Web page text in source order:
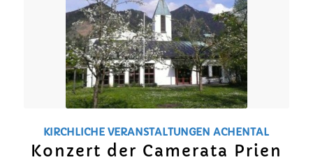
KIRCHLICHE VERANSTALTUNGEN ACHENTAL
Konzert der Camerata Prien